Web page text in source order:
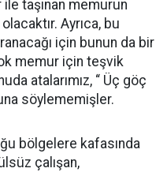
taşınan memurun
Ayrıca, bu
için bunun da bir
memur için teşvik
atalarımız, “ Üç göç
söylememişler.
kafasında
çalışan,